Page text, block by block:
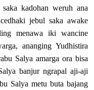
kadohan weruh ana
jebul saka awake
menawa iki wancine
ananging Yudhistira
Salya amarga ora bisa
banjur ngrapal aji-aji
Salya metu buta bajang